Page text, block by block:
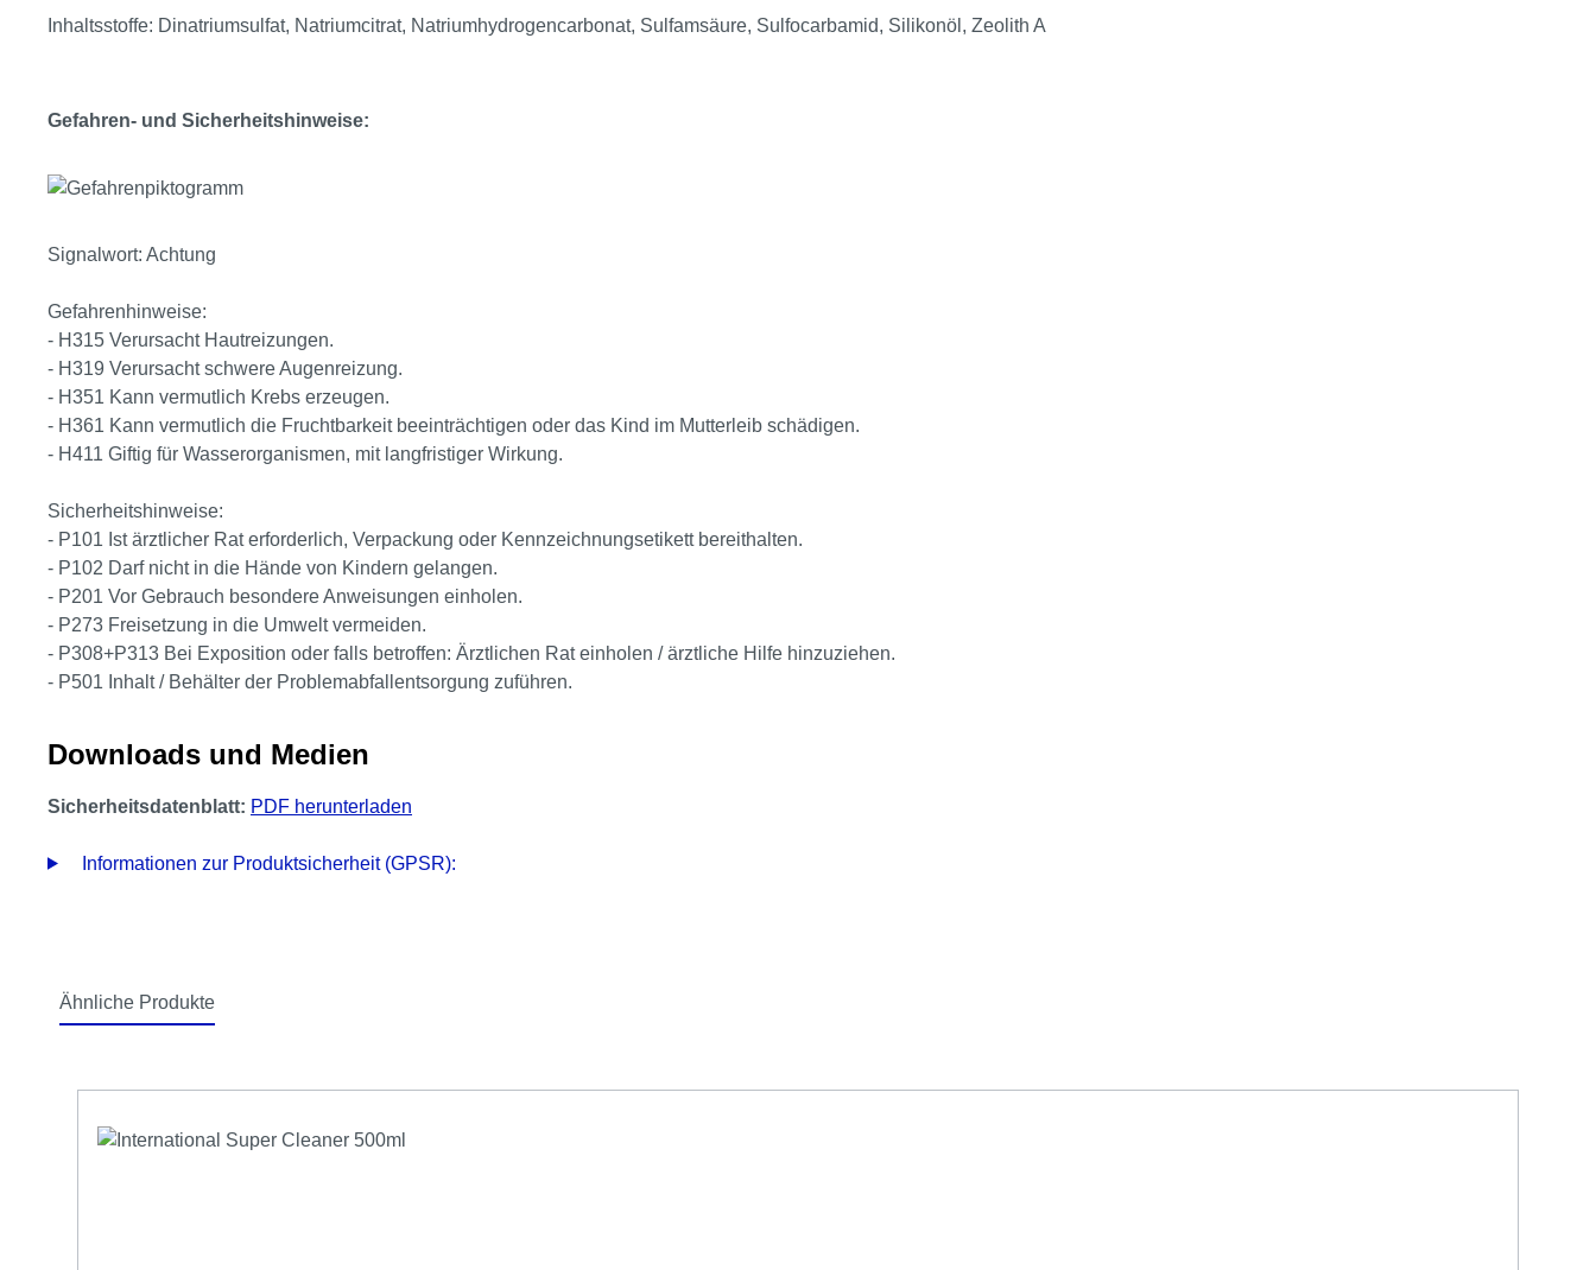
Inhaltsstoffe: Dinatriumsulfat, Natriumcitrat, Natriumhydrogencarbonat, Sulfamsäure, Sulfocarbamid, Silikonöl, Zeolith A
Gefahren- und Sicherheitshinweise:
Signalwort: Achtung
Gefahrenhinweise:
- H315 Verursacht Hautreizungen.
- H319 Verursacht schwere Augenreizung.
- H351 Kann vermutlich Krebs erzeugen.
- H361 Kann vermutlich die Fruchtbarkeit beeinträchtigen oder das Kind im Mutterleib schädigen.
- H411 Giftig für Wasserorganismen, mit langfristiger Wirkung.
Sicherheitshinweise:
- P101 Ist ärztlicher Rat erforderlich, Verpackung oder Kennzeichnungsetikett bereithalten.
- P102 Darf nicht in die Hände von Kindern gelangen.
- P201 Vor Gebrauch besondere Anweisungen einholen.
- P273 Freisetzung in die Umwelt vermeiden.
- P308+P313 Bei Exposition oder falls betroffen: Ärztlichen Rat einholen / ärztliche Hilfe hinzuziehen.
- P501 Inhalt / Behälter der Problemabfallentsorgung zuführen.
Downloads und Medien
Sicherheitsdatenblatt: PDF herunterladen
Informationen zur Produktsicherheit (GPSR):
Ähnliche Produkte